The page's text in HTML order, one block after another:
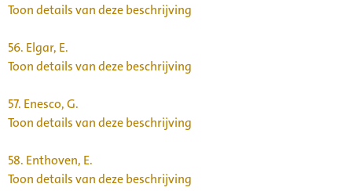
Toon details van deze beschrijving
56. Elgar, E.
Toon details van deze beschrijving
57. Enesco, G.
Toon details van deze beschrijving
58. Enthoven, E.
Toon details van deze beschrijving